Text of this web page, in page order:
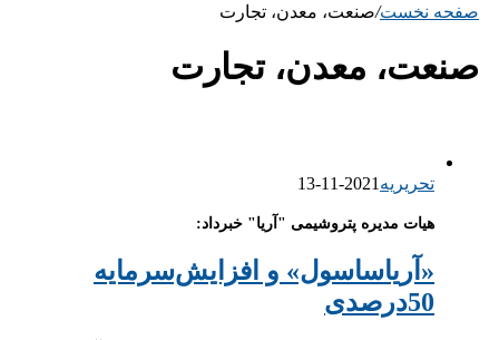
صفحه نخست/صنعت، معدن، تجارت
صنعت، معدن، تجارت
تحریریه 2021-11-13
هیات مدیره پتروشیمی "آریا" خبرداد:
«آریاساسول» و افزایش‌سرمایه
50درصدی